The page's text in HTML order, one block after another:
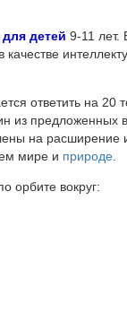
для детей 9-11 лет.
ответить на 20
из предложенных
на расширение
мире и природе
орбите вокруг: